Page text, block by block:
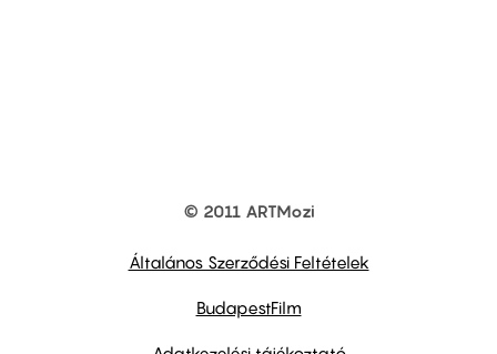
© 2011 ARTMozi
Általános Szerződési Feltételek
BudapestFilm